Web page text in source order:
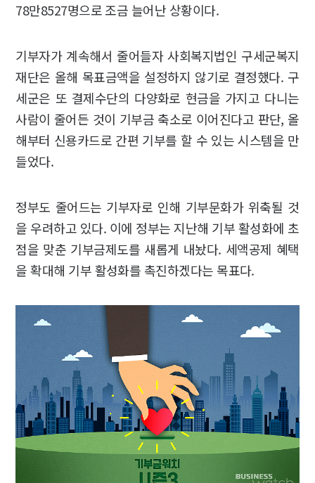
78만8527명으로 조금 늘어난 상황이다.
기부자가 계속해서 줄어들자 사회복지법인 구세군복지
재단은 올해 목표금액을 설정하지 않기로 결정했다. 구
세군은 또 결제수단의 다양화로 현금을 가지고 다니는
사람이 줄어든 것이 기부금 축소로 이어진다고 판단, 올
해부터 신용카드로 간편 기부를 할 수 있는 시스템을 만
들었다.
정부도 줄어드는 기부자로 인해 기부문화가 위축될 것
을 우려하고 있다. 이에 정부는 지난해 기부 활성화에 초
점을 맞춘 기부금제도를 새롭게 내놨다. 세액공제 혜택
을 확대해 기부 활성화를 촉진하겠다는 목표다.